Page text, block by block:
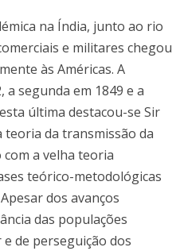
na Índia, junto ao rio
e militares chegou
às Américas. A
segunda em 1849 e a
última destacou-se Sir
teoria da transmissão da
a velha teoria
teórico-metodológicas
dos avanços
das populações
de perseguição dos